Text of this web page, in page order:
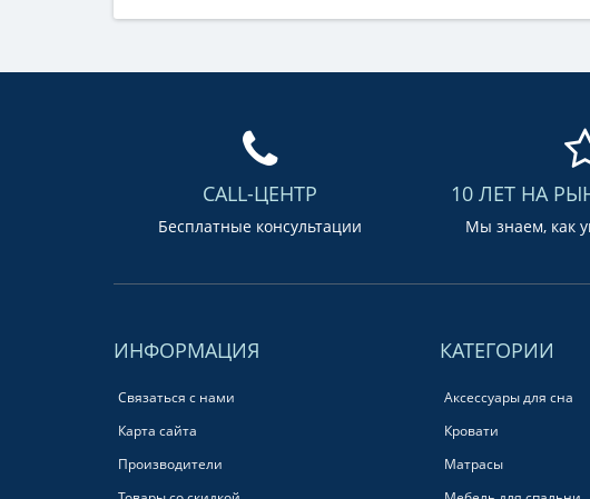
CALL-ЦЕНТР
Бесплатные консультации
10 ЛЕТ НА
Мы знаем, как
ИНФОРМАЦИЯ
Связаться с нами
Карта сайта
Производители
КАТЕГОРИИ
Аксессуары для сна
Кровати
Матрасы